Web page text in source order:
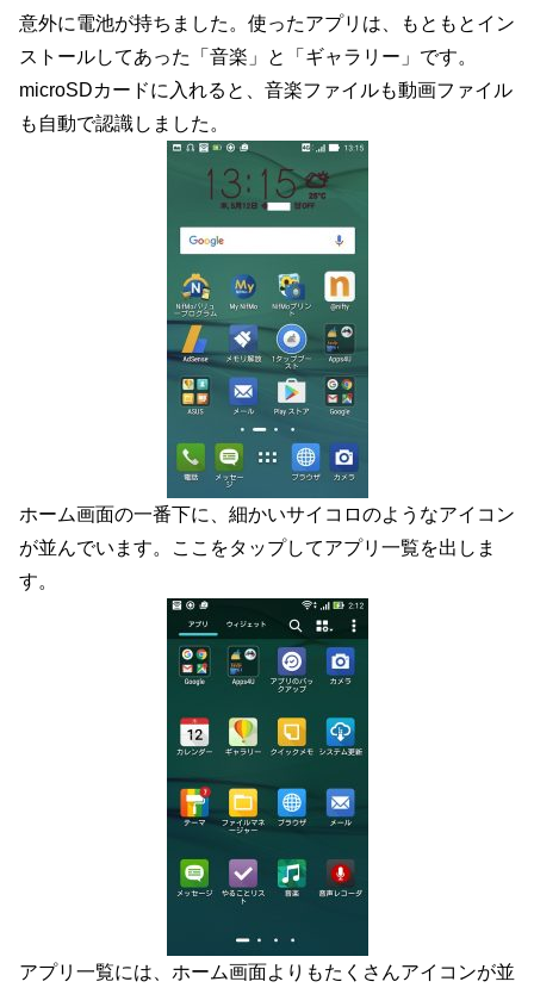
意外に電池が持ちました。使ったアプリは、もともとイン
ストールしてあった「音楽」と「ギャラリー」です。
microSDカードに入れると、音楽ファイルも動画ファイル
も自動で認識しました。
ホーム画面の一番下に、細かいサイコロのようなアイコン
が並んでいます。ここをタップしてアプリ一覧を出しま
す。
アプリ一覧には、ホーム画面よりもたくさんアイコンが並